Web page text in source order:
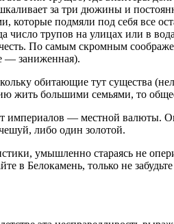
за три дюжины и
подмяли под себя все
трупов на улицах или в
По самым скромным
— заниженная).
обитающие тут существа
большими семьями, то
империалов — местной
либо один золотой.
умышленно стараясь не
в Белокамень, только не